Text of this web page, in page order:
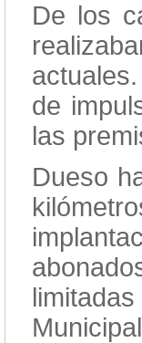
De los
de
las
Dueso